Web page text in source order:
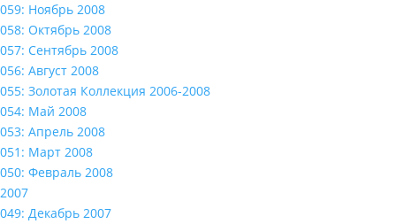
059: Ноябрь 2008
058: Октябрь 2008
057: Сентябрь 2008
056: Август 2008
055: Золотая Коллекция 2006-2008
054: Май 2008
053: Апрель 2008
051: Март 2008
050: Февраль 2008
2007
049: Декабрь 2007